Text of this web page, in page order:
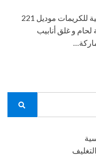
ماكينة لحام و غلق أنابيب بلاستيكية طبية للكريمات موديل 221
و غلق أنابيب